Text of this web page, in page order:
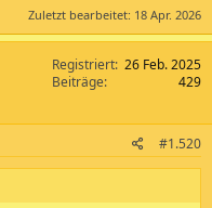
Zuletzt bearbeitet: 18 Apr. 2026
Registriert 26 Feb. 2025
Beiträge
429
#1.520